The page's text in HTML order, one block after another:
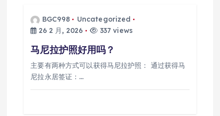
BGC998
Uncategorized
26 2 月, 2026
337 views
马尼拉护照好用吗？
主要有两种方式可以获得马尼拉护照： 通过获得马
尼拉永居签证：…